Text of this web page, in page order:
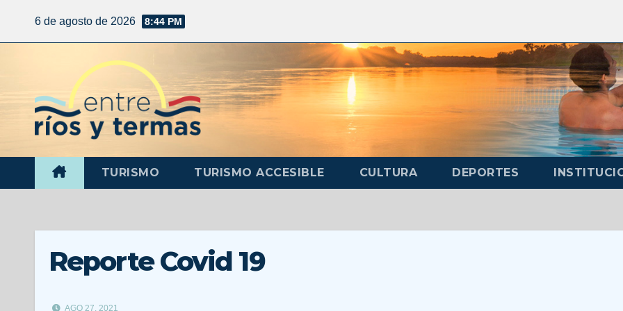
6 de agosto de 2026 8:44 PM
TURISMO TURISMO ACCESIBLE CULTURA DEPORTES
Reporte Covid 19
AGO 27, 2021